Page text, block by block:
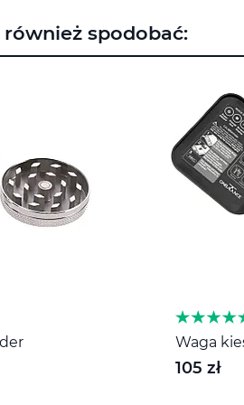
również spodobać:
Waga
105 zł